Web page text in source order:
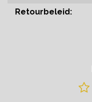
Retourbeleid: